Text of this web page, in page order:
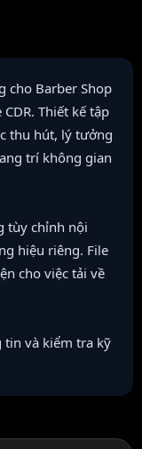
cho Barber Shop
Thiết kế tập
thu hút, lý tưởng
trí không gian
tùy chỉnh nội
hiệu riêng. File
cho việc tải về
tin và kiểm tra kỹ